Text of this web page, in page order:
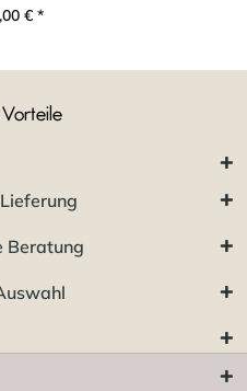
€ *
Beratung